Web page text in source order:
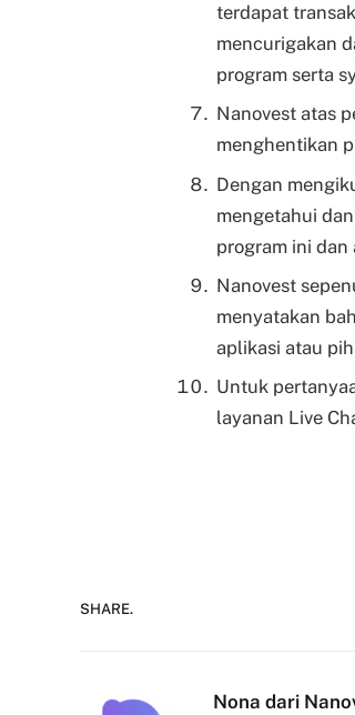
terdapat
mencurigakan
program serta
Nanovest atas
menghentikan
Dengan
mengetahui
program ini dan
Nanovest
menyatakan
aplikasi atau
Untuk
layanan Live
SHARE.
Nona dari